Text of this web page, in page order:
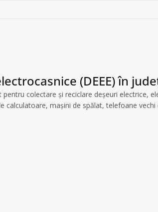
(DEEE) în
colectare și reciclare deșeuri electrice,
mașini de spălat, telefoane